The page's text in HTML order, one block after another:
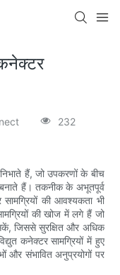
कनेक्टर
232
हैं, जो उपकरणों के बीच
हैं। तकनीक के अभूतपूर्व
की आवश्यकता भी
की खोज में लगे हैं जो
जिससे सुरक्षित और अधिक
कनेक्टर सामग्रियों में हुए
और संभावित अनुप्रयोगों पर